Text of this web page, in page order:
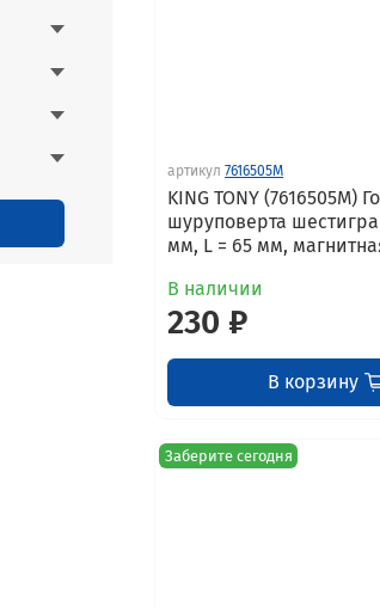
артикул 7616505M
KING TONY (7616505M)
шуруповерта
мм, L = 65 мм,
В наличии
230 ₽
В корзину
Заберите сегодня